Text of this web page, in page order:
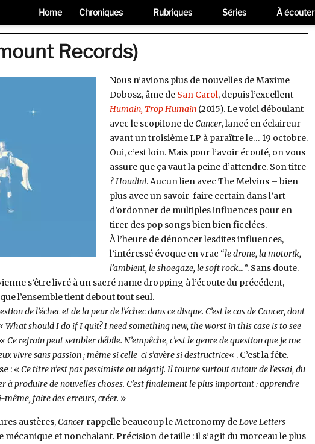
Records)
Nous n’avions plus de nouvelles de Maxime
Dobosz, âme de San Carol, depuis l’excellent
Humain, Trop Humain(2015). Le voici déboulant
avec le scopitone deCancer, lancé en éclaireur
avant un troisième LP à paraître le… 19 octobre.
Oui, c’est loin. Mais pour l’avoir écouté, on vous
assure que ça vaut la peine d’attendre. Son titre
?Houdini. Aucun lien avec The Melvins – bien
plus avec un savoir-faire certain dans l’art
d’ordonner de multiples influences pour en
tirer des pop songs bien bien ficelées.
À l’heure de dénoncer lesdites influences,
l’intéressé évoque en vrac “le drone, la motorik,
l’ambient, le shoegaze, le soft rock…”. Sans doute.
s’être livré à un sacré name dropping à l’écoute du précédent,
l’ensemble tient debout tout seul.
de l’échec et de la peur de l’échec dans ce disque. C’est le cas de Cancer, dont
What should I do if I quit? I need something new, the worst in this case is to see
refrain peut sembler débile. N’empêche, c’est le genre de question que je me
vivre sans passion ; même si celle-ci s’avère si destructrice« . C’est la fête.
: «Ce titre n’est pas pessimiste ou négatif. Il tourne surtout autour de l’essai, du
à produire de nouvelles choses. C’est finalement le plus important : apprendre
faire des erreurs, créer. »
austères,Cancerrappelle beaucoup le Metronomy deLove Letters
mécanique et nonchalant. Précision de taille : il s’agit du morceau le plus
Home Chroniques Rubriques Séries À écouter